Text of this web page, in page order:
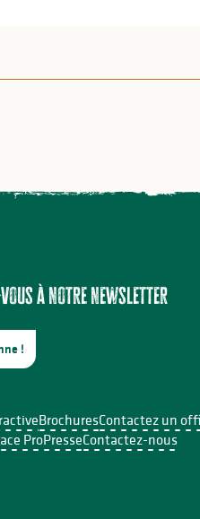
vous à notre newsletter
!
BrochuresContactez un
ProPresseContactez-nous